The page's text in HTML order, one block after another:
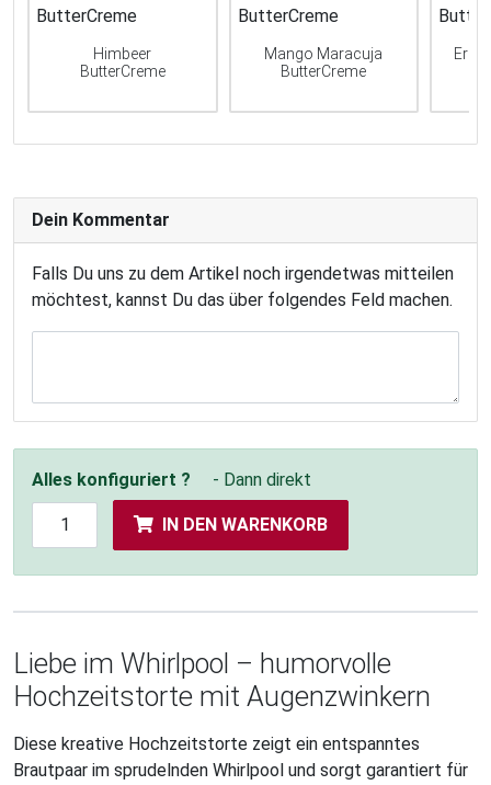
Himbeer
ButterCreme
Mango Maracuja
ButterCreme
Dein Kommentar
Falls Du uns zu dem Artikel noch irgendetwas mitteilen
möchtest, kannst Du das über folgendes Feld machen.
Alles konfiguriert ? - Dann direkt
IN DEN WARENKORB
Liebe im Whirlpool – humorvolle
Hochzeitstorte mit Augenzwinkern
Diese kreative Hochzeitstorte zeigt ein entspanntes
Brautpaar im sprudelnden Whirlpool und sorgt garantiert für